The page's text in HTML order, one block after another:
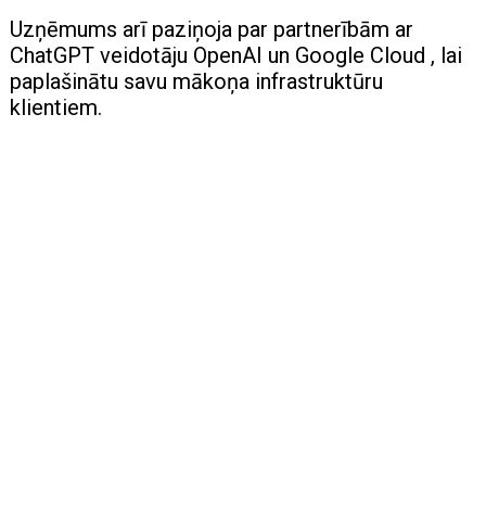
Uzņēmums arī paziņoja par partnerībām ar
ChatGPT veidotāju OpenAI un Google Cloud , lai
paplašinātu savu mākoņa infrastruktūru
klientiem.